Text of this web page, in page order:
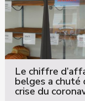
Le chiffre
belges a chuté
crise du